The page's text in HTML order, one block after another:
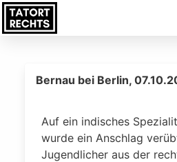
Bernau bei Berlin,
Auf ein indisches
wurde ein Anschlag
Jugendlicher aus der